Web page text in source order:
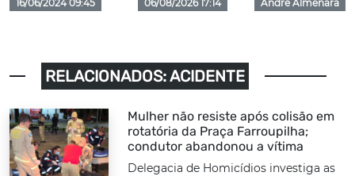
16/06/2024 09:45 06/08/2026 17:14 André Almenara
RELACIONADOS: ACIDENTE
Mulher não resiste após colisão em
rotatória da Praça Farroupilha;
condutor abandonou a vítima
Delegacia de Homicídios investiga as